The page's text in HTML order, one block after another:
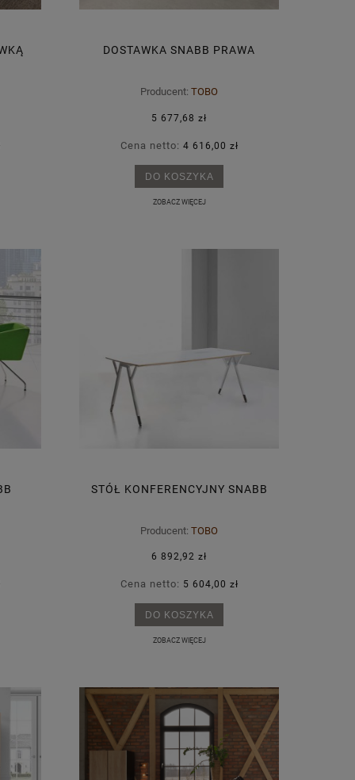
DOSTAWKA SNABB PRAWA
Producent: TOBO
5 677,68 zł
Cena netto: 4 616,00 zł
DO KOSZYKA
ZOBACZ WIĘCEJ
STÓŁ KONFERENCYJNY SNABB
Producent: TOBO
6 892,92 zł
Cena netto: 5 604,00 zł
DO KOSZYKA
ZOBACZ WIĘCEJ